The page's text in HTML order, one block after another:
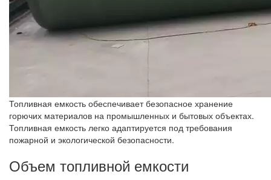
Топливная емкость обеспечивает безопасное хранение
горючих материалов на промышленных и бытовых объектах.
Топливная емкость легко адаптируется под требования
пожарной и экологической безопасности.
Объем топливной емкости